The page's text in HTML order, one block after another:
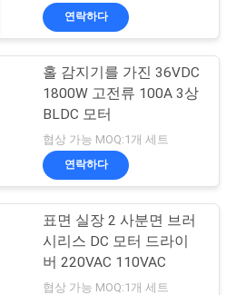
연락하다
홀 감지기를 가진 36VDC
1800W 고전류 100A 3상
BLDC 모터
협상 가능 MOQ:1개 세트
연락하다
표면 실장 2 사분면 브러
시리스 DC 모터 드라이
버 220VAC 110VAC
협상 가능 MOQ:1개 세트